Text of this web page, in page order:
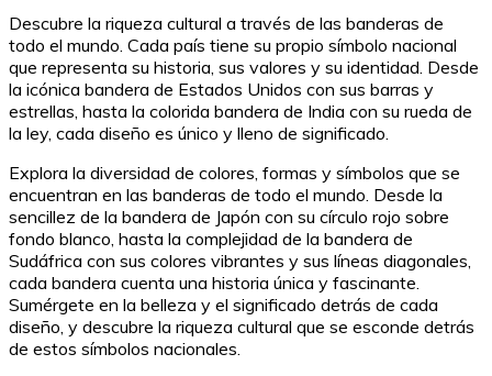
Descubre la riqueza cultural a través de las banderas de
todo el mundo. Cada país tiene su propio símbolo nacional
que representa su historia, sus valores y su identidad. Desde
la icónica bandera de Estados Unidos con sus barras y
estrellas, hasta la colorida bandera de India con su rueda de
la ley, cada diseño es único y lleno de significado.
Explora la diversidad de colores, formas y símbolos que se
encuentran en las banderas de todo el mundo. Desde la
sencillez de la bandera de Japón con su círculo rojo sobre
fondo blanco, hasta la complejidad de la bandera de
Sudáfrica con sus colores vibrantes y sus líneas diagonales,
cada bandera cuenta una historia única y fascinante.
Sumérgete en la belleza y el significado detrás de cada
diseño, y descubre la riqueza cultural que se esconde detrás
de estos símbolos nacionales.